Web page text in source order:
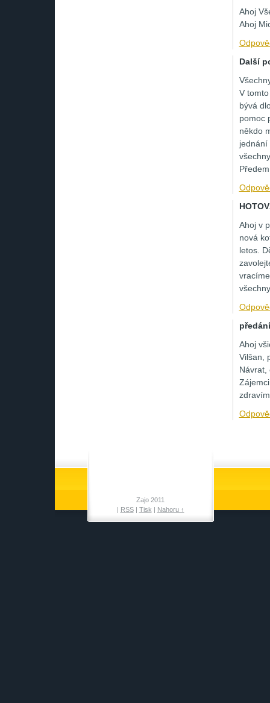
Ahoj
Ahoj
Další
V
bývá
pomoc
někdo
jednání
Ahoj v
nová
letos.
Ahoj
Vilšan,
Návrat,
Zajo 2011
| RSS| Tisk | Nahoru ↑